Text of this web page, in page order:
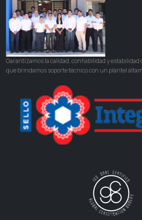
Garantizamos la calidad, confiabilidad y
que brindamos soporte técnico con un plantel